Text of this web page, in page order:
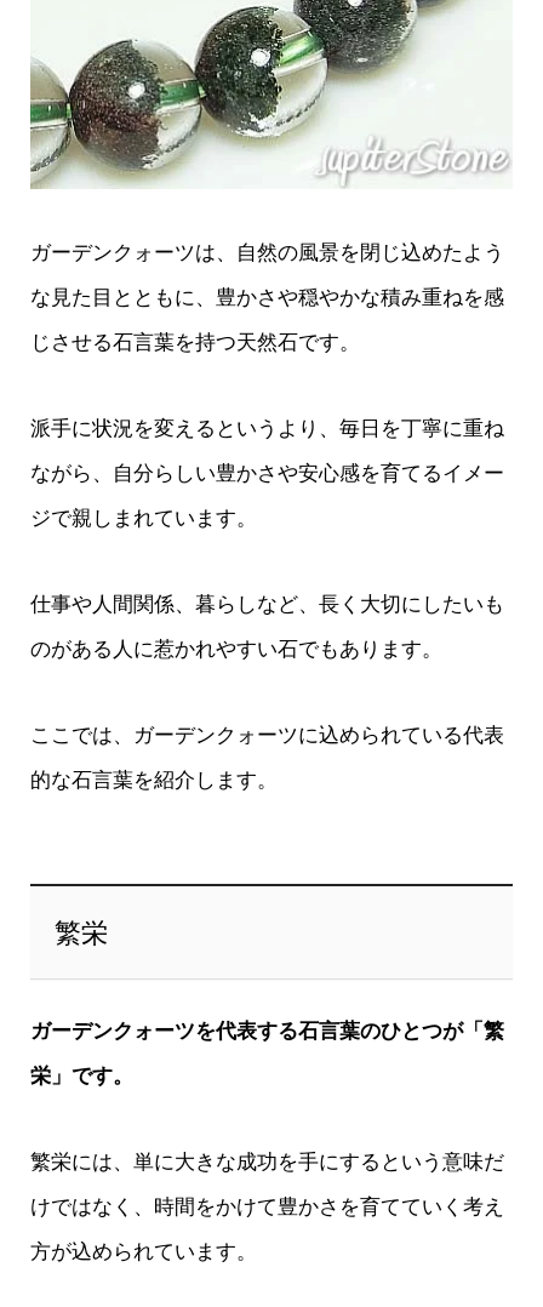
ガーデンクォーツは、自然の風景を閉じ込めたよう
な見た目とともに、豊かさや穏やかな積み重ねを感
じさせる石言葉を持つ天然石です。
派手に状況を変えるというより、毎日を丁寧に重ね
ながら、自分らしい豊かさや安心感を育てるイメー
ジで親しまれています。
仕事や人間関係、暮らしなど、長く大切にしたいも
のがある人に惹かれやすい石でもあります。
ここでは、ガーデンクォーツに込められている代表
的な石言葉を紹介します。
繁栄
ガーデンクォーツを代表する石言葉のひとつが「繁
栄」です。
繁栄には、単に大きな成功を手にするという意味だ
けではなく、時間をかけて豊かさを育てていく考え
方が込められています。